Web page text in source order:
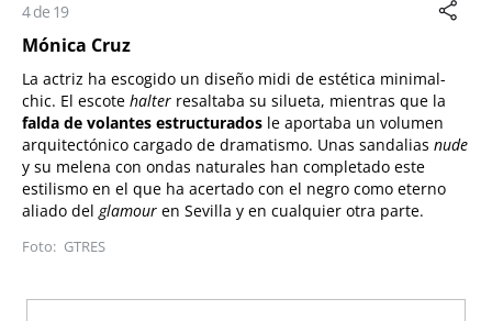
4 de 19
Mónica Cruz
La actriz ha escogido un diseño midi de estética minimal-
chic. El escote halter resaltaba su silueta, mientras que la
falda de volantes estructurados le aportaba un volumen
arquitectónico cargado de dramatismo. Unas sandalias nude
y su melena con ondas naturales han completado este
estilismo en el que ha acertado con el negro como eterno
aliado del glamour en Sevilla y en cualquier otra parte.
GTRES